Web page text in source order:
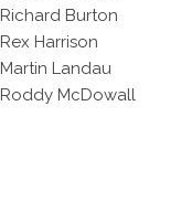
Richard Burton
Rex Harrison
Martin Landau
Roddy McDowall